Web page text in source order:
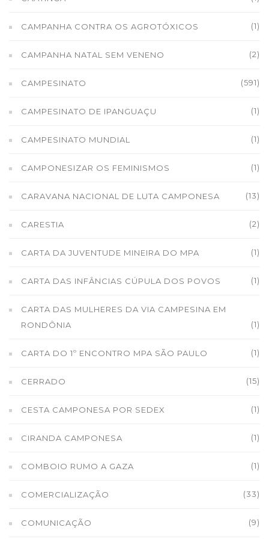
CAMPANHA CONTRA OS AGROTÓXICOS (1)
CAMPANHA NATAL SEM VENENO (2)
CAMPESINATO (591)
CAMPESINATO DE IPANGUAÇU (1)
CAMPESINATO MUNDIAL (1)
CAMPONESIZAR OS FEMINISMOS (1)
CARAVANA NACIONAL DE LUTA CAMPONESA (13)
CARESTIA (2)
CARTA DA JUVENTUDE MINEIRA DO MPA (1)
CARTA DAS INFÂNCIAS CÚPULA DOS POVOS (1)
CARTA DAS MULHERES DA VIA CAMPESINA EM
RONDÔNIA
(1)
CARTA DO 1º ENCONTRO MPA SÃO PAULO (1)
CERRADO (15)
CESTA CAMPONESA POR SEDEX (1)
CIRANDA CAMPONESA (1)
COMBOIO RUMO A GAZA (1)
COMERCIALIZAÇÃO (33)
COMUNICAÇÃO (9)